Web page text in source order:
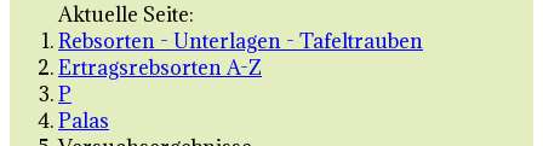
Aktuelle Seite:
Rebsorten - Unterlagen - Tafeltrauben
Ertragsrebsorten A-Z
P
Palas